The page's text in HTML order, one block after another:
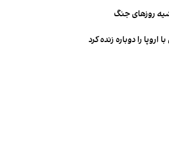
روزهای جنگ
را دوباره زنده کرد